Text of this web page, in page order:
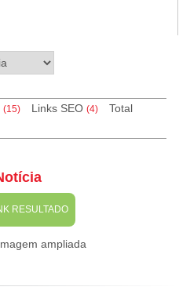
(15) Links SEO (4)
Total
RESULTADO
ampliada